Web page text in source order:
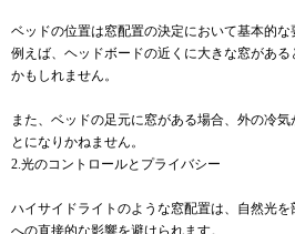
ベッドの位置は窓配置の決定において基本的な
例えば、ヘッドボードの近くに大きな窓があ
かもしれません。
また、ベッドの足元に窓がある場合、外の冷
とになりかねません。
2.光のコントロールとプライバシー
ハイサイドライトのような窓配置は、自然光